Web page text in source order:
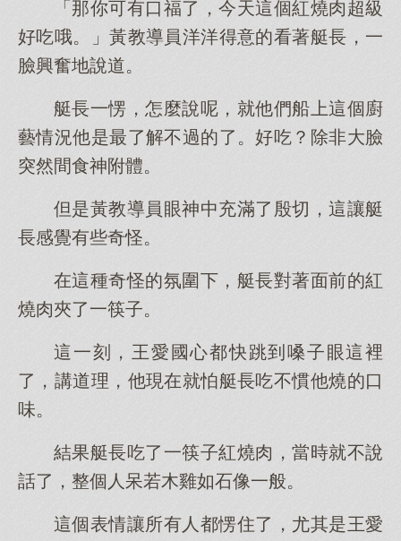
「那你可有口福了，今天這個紅燒肉超級
好吃哦。」黃教導員洋洋得意的看著艇長，一
臉興奮地說道。
艇長一愣，怎麼說呢，就他們船上這個廚
藝情況他是最了解不過的了。好吃？除非大臉
突然間食神附體。
但是黃教導員眼神中充滿了殷切，這讓艇
長感覺有些奇怪。
在這種奇怪的氛圍下，艇長對著面前的紅
燒肉夾了一筷子。
這一刻，王愛國心都快跳到嗓子眼這裡
了，講道理，他現在就怕艇長吃不慣他燒的口
味。
結果艇長吃了一筷子紅燒肉，當時就不說
話了，整個人呆若木雞如石像一般。
這個表情讓所有人都愣住了，尤其是王愛